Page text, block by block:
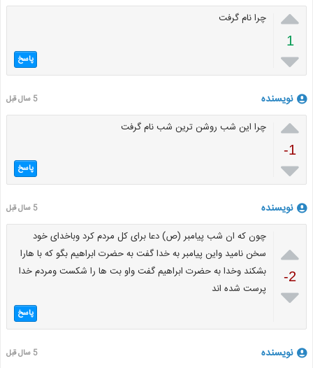

1

چرا نام گرفت
پاسخ
نویسنده 5 سال قبل

-1

چرا این شب روشن ترین شب نام گرفت
پاسخ
نویسنده 5 سال قبل

-2

چون که ان شب پیامبر (ص) دعا برای کل مردم کرد وباخدای خود
سخن نامید واین پیامبر به خدا گفت به حضرت ابراهیم بگو که با هارا
بشکند وخدا به حضرت ابراهیم گفت واو بت ها را شکست ومردم خدا
پرست شده اند
پاسخ
نویسنده 5 سال قبل